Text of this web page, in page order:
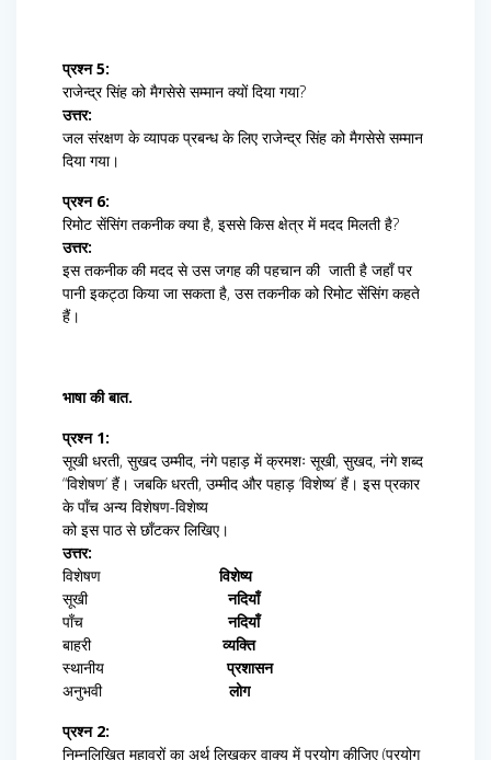
प्रश्न 5:
राजेन्द्र सिंह को मैगसेसे सम्मान क्यों दिया गया?
उत्तर:
जल संरक्षण के व्यापक प्रबन्ध के लिए राजेन्द्र सिंह को मैगसेसे सम्मान
दिया गया।
प्रश्न 6:
रिमोट सेंसिंग तकनीक क्या है, इससे किस क्षेत्र में मदद मिलती है?
उत्तर:
इस तकनीक की मदद से उस जगह की पहचान की जाती है जहाँ पर
पानी इकट्ठा किया जा सकता है, उस तकनीक को रिमोट सेंसिंग कहते
हैं।
भाषा की बात.
प्रश्न 1:
सूखी धरती, सुखद उम्मीद, नंगे पहाड़ में क्रमशः सूखी, सुखद, नंगे शब्द
“विशेषण’ हैं। जबकि धरती, उम्मीद और पहाड़ ‘विशेष्य’ हैं। इस प्रकार
के पाँच अन्य विशेषण-विशेष्य
को इस पाठ से छाँटकर लिखिए।
उत्तर:
विशेषण
विशेष्य
सूखी
नदियाँ
पाँच
नदियाँ
बाहरीव्यक्ति
स्थानीय
प्रशासन
अनुभवीलोग
प्रश्न 2:
निम्नलिखित मुहावरों का अर्थ लिखकर वाक्य में प्रयोग कीजिए (प्रयोग